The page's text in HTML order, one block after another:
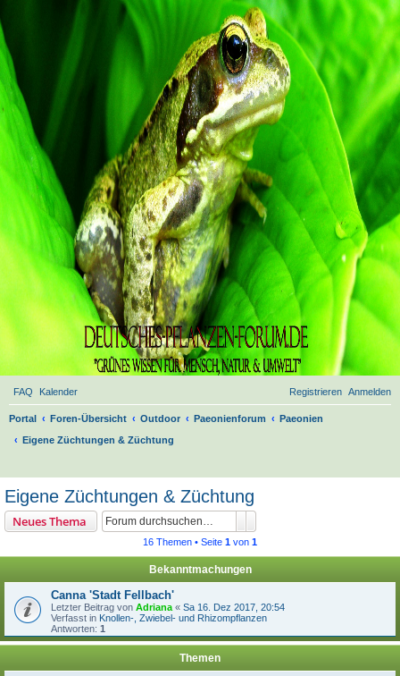
FAQ Kalender Anmelden
Registrieren
Portal Foren-Übersicht Outdoor Paeonienforum
Paeonien
Eigene Züchtungen & Züchtung
Eigene Züchtungen & Züchtung
Neues Thema
16 Themen • Seite 1 von 1
Bekanntmachungen
Canna 'Stadt Fellbach'
Letzter Beitrag von Adriana « Sa 16. Dez 2017, 20:54
Verfasst in Knollen-, Zwiebel- und Rhizompflanzen
Antworten: 1
Themen